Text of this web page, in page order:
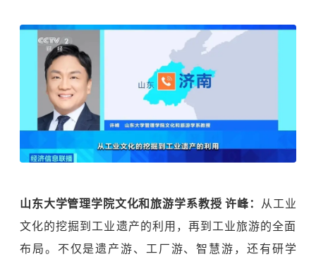
山东大学管理学院文化和旅游学系教授 许峰：
从工业
文化的挖掘到工业遗产的利用，再到工业旅游的全面
布局。不仅是遗产游、工厂游、智慧游，还有研学